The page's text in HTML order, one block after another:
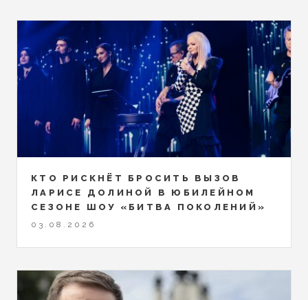
КТО РИСКНЁТ БРОСИТЬ ВЫЗОВ
ЛАРИСЕ ДОЛИНОЙ В ЮБИЛЕЙНОМ
СЕЗОНЕ ШОУ «БИТВА ПОКОЛЕНИЙ»
03.08.2026